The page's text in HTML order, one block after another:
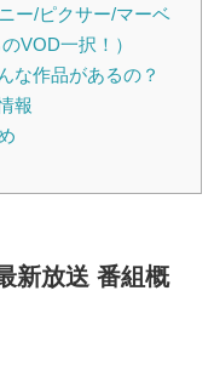
ー/ピクサー/マーベ
VOD一択！）
な作品があるの？
報
新放送 番組概